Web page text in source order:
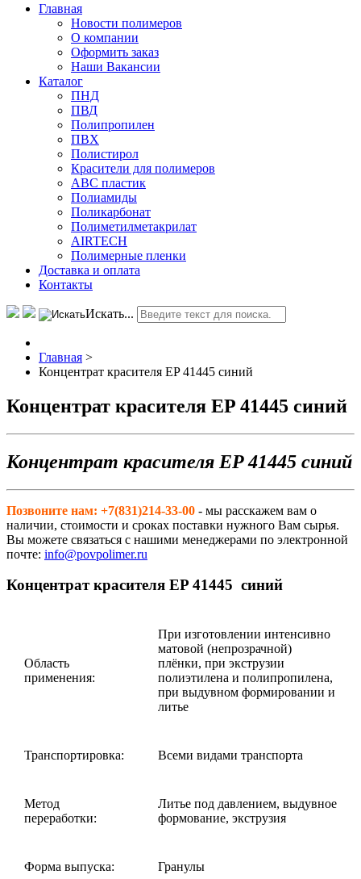
Главная
Новости полимеров
О компании
Оформить заказ
Наши Вакансии
Каталог
ПНД
ПВД
Полипропилен
ПВХ
Полистирол
Красители для полимеров
АВС пластик
Полиамиды
Поликарбонат
Полиметилметакрилат
AIRTECH
Полимерные пленки
Доставка и оплата
Контакты
Искать...
Главная >
Концентрат красителя EP 41445 синий
Концентрат красителя EP 41445 синий
Концентрат красителя EP 41445 синий
Позвоните нам: +7(831)214-33-00 - мы расскажем вам о
наличии, стоимости и сроках поставки нужного Вам сырья.
Вы можете связаться с нашими менеджерами по электронной
почте: info@povpolimer.ru
Концентрат красителя EP 41445 синий
Область
применения:
При изготовлении интенсивно
матовой (непрозрачной)
плёнки, при экструзии
полиэтилена и полипропилена,
при выдувном формировании и
литье
Транспортировка: Всеми видами транспорта
Метод
переработки:
Литье под давлением, выдувное
формование, экструзия
Форма выпуска: Гранулы